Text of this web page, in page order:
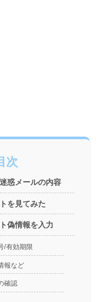
次
惑メールの内容
を見てみた
偽情報を入力
/有効期限
報など
確認